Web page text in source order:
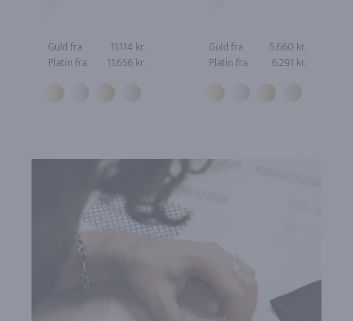
Guld fra
11.114 kr.
Platin fra
11.656 kr.
Guld fra
5.660 kr.
Platin fra
6.291 kr.